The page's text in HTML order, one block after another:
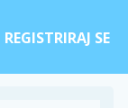
REGISTRIRAJ SE